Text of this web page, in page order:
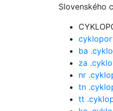
Slovenského
ba
za
nr
tn
tt